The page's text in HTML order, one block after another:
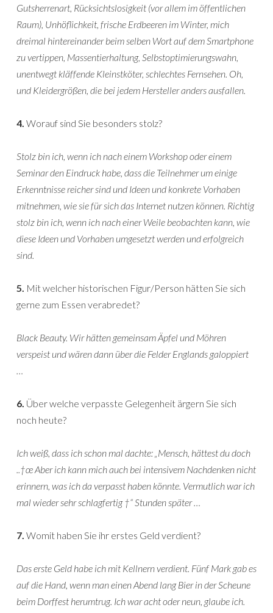
Gutsherrenart, Rücksichtslosigkeit (vor allem im öffentlichen
Raum), Unhöflichkeit, frische Erdbeeren im Winter, mich
dreimal hintereinander beim selben Wort auf dem Smartphone
zu vertippen, Massentierhaltung, Selbstoptimierungswahn,
unentwegt kläffende Kleinstköter, schlechtes Fernsehen. Oh,
und Kleidergrößen, die bei jedem Hersteller anders ausfallen.
4. Worauf sind Sie besonders stolz?
Stolz bin ich, wenn ich nach einem Workshop oder einem
Seminar den Eindruck habe, dass die Teilnehmer um einige
Erkenntnisse reicher sind und Ideen und konkrete Vorhaben
mitnehmen, wie sie für sich das Internet nutzen können. Richtig
stolz bin ich, wenn ich nach einer Weile beobachten kann, wie
diese Ideen und Vorhaben umgesetzt werden und erfolgreich
sind.
5. Mit welcher historischen Figur/Person hätten Sie sich
gerne zum Essen verabredet?
Black Beauty. Wir hätten gemeinsam Äpfel und Möhren
verspeist und wären dann über die Felder Englands galoppiert
…
6. Über welche verpasste Gelegenheit ärgern Sie sich
noch heute?
Ich weiß, dass ich schon mal dachte: „Mensch, hättest du doch
..†œ Aber ich kann mich auch bei intensivem Nachdenken nicht
erinnern, was ich da verpasst haben könnte. Vermutlich war ich
mal wieder sehr schlagfertig †“ Stunden später …
7. Womit haben Sie ihr erstes Geld verdient?
Das erste Geld habe ich mit Kellnern verdient. Fünf Mark gab es
auf die Hand, wenn man einen Abend lang Bier in der Scheune
beim Dorffest herumtrug. Ich war acht oder neun, glaube ich.